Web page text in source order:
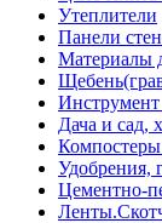
Утеплители
Панели
Материалы
Дача и сад,
Удобрения,
Цементно-